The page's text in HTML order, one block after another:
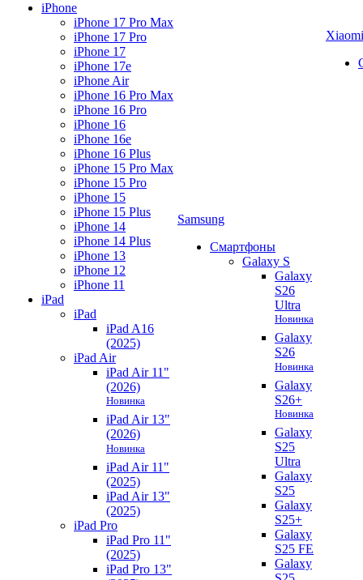
iPhone
iPhone 17 Pro Max
iPhone 17 Pro
iPhone 17
iPhone 17e
iPhone Air
iPhone 16 Pro Max
iPhone 16 Pro
iPhone 16
iPhone 16e
iPhone 16 Plus
iPhone 15 Pro Max
iPhone 15 Pro
iPhone 15
iPhone 15 Plus
iPhone 14
iPhone 14 Plus
iPhone 13
iPhone 12
iPhone 11
iPad
iPad
iPad A16
(2025)
iPad Air
iPad Air 11"
(2026)
Новинка
iPad Air 13"
(2026)
Новинка
iPad Air 11"
(2025)
iPad Air 13"
(2025)
iPad Pro
iPad Pro 11"
(2025)
iPad Pro 13"
Samsung
Смартфоны
Galaxy S
Galaxy
S26
Ultra
Новинка
Galaxy
S26
Новинка
Galaxy
S26+
Новинка
Galaxy
S25
Ultra
Galaxy
S25
Galaxy
S25+
Galaxy
S25 FE
Galaxy
Xiaomi